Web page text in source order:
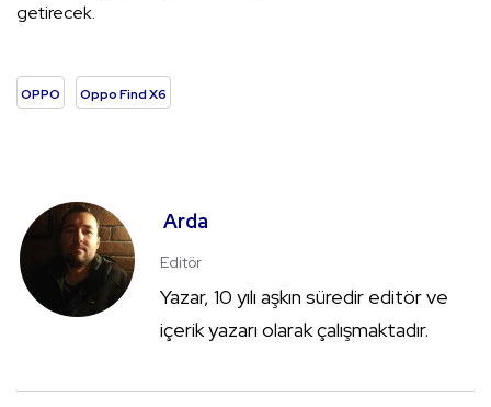
getirecek.
OPPO Oppo Find X6
Arda
Editör
Yazar, 10 yılı aşkın süredir editör ve
içerik yazarı olarak çalışmaktadır.